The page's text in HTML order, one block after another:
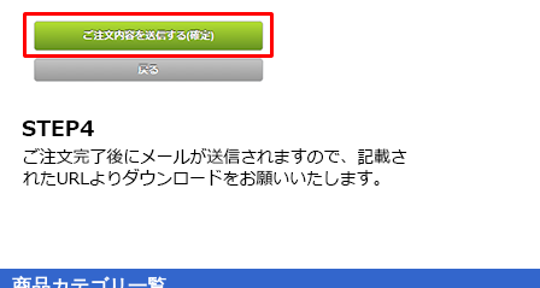
※本ソフトは1台のパソコンに1ユーザー1ライセンスとなっており
ます。複数のパソコン上で使用するには台数分のライセンスが必要
です。
ん。また、ネットワークを経由してソフトを使用することはできま
せん。
※本ソフトを運用された結果の影響につきましては、一切の責任を
第3条(禁止事項)
１ 第2条で定められた以外の本ソフトウェアおよび本製品の複製
２ 本ソフトウェアのプログラムの改造もしくはリバースエンジニ
アリング
４ 本製品の貸与・レンタル・中古品としての取引
５ 不特定の第三者が受信可能な状態でネットワーク上に本ソフト
ウェアの
第4条(弊社の責任)